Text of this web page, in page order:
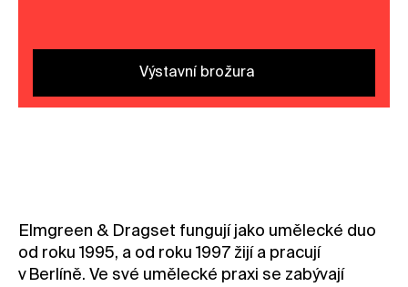
Výstavní brožura
Elmgreen & Dragset fungují jako umělecké duo
od roku 1995, a od roku 1997 žijí a pracují
v Berlíně. Ve své umělecké praxi se zabývají